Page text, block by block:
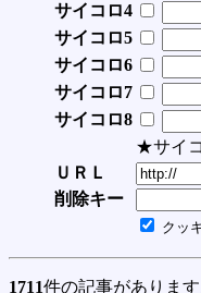
サイコロ4
サイコロ5
サイコロ6
サイコロ7
サイコロ8
★サイ
ＵＲＬ
削除キー
クッ
1711件の記事があります